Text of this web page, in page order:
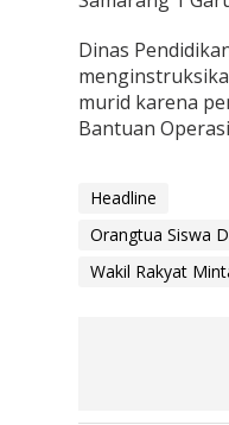
r
B
e
t
a
n
T
Dinas
murid karena
Bantuan
Headline
Orangtua Siswa
Wakil Rakyat